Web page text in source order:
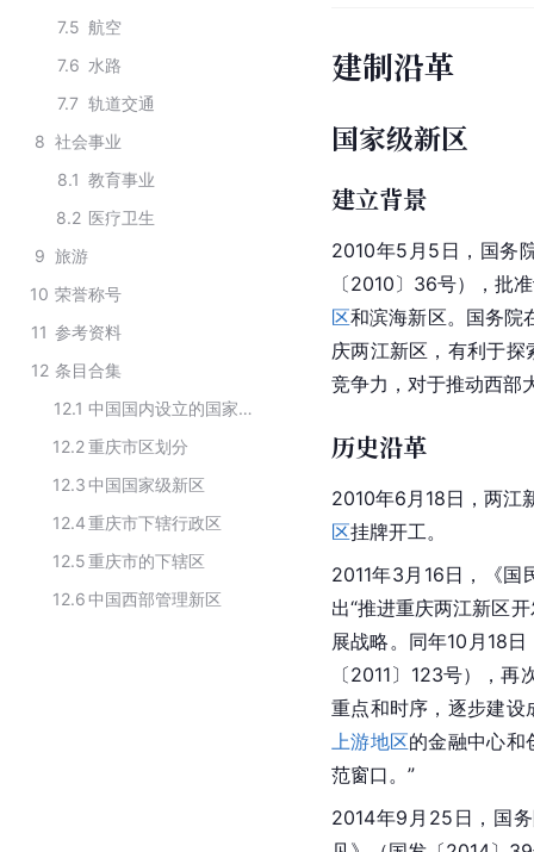
7.5 航空
7.6 水路
7.7 轨道交通
8 社会事业
8.1 教育事业
8.2 医疗卫生
9 旅游
10 荣誉称号
11 参考资料
12 条目合集
12.1
中国国内设立的国家级新区
12.2重庆市区划分
12.3中国国家级新区
12.4重庆市下辖行政区
12.5重庆市的下辖区
12.6中国西部管理新区
建制沿革
国家级新区
建立背景
2010年5月5日，国务
〔2010〕36号），批
区和滨海新区。国务院
庆两江新区，有利于
竞争力，对于推动西部
历史沿革
2010年6月18日，两江
区挂牌开工。
2011年3月16日，《国
出“推进重庆两江新区
展战略。同年10月18
〔2011〕123号），
重点和时序，逐步建
上游地区的金融中心和
范窗口。”
2014年9月25日，国